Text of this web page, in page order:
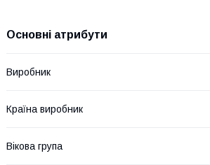
Основні атрибути
Виробник
Країна виробник
Вікова група